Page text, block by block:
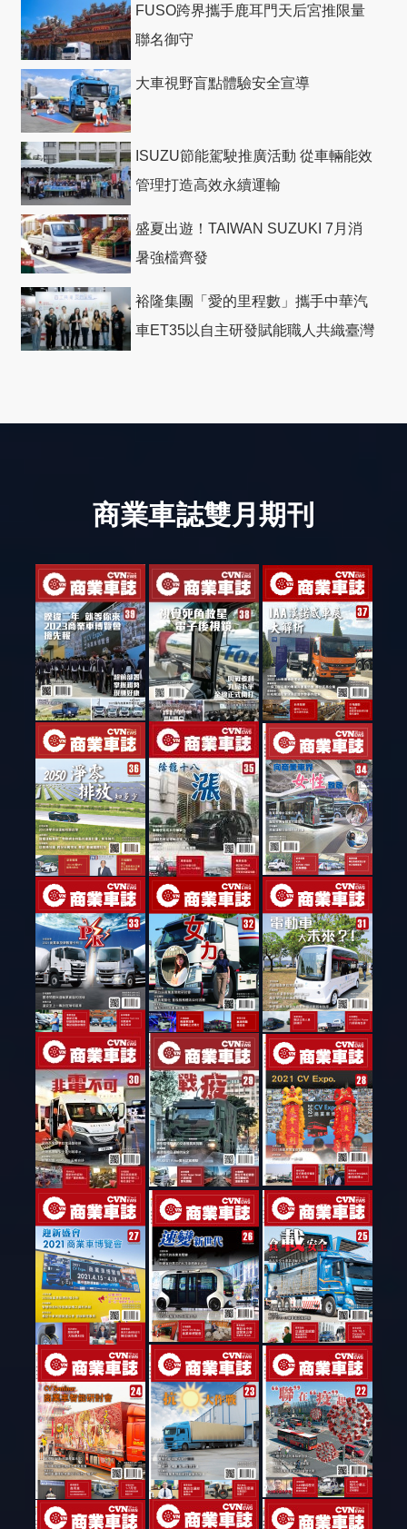
FUSO跨界攜手鹿耳門天后宮推限量
聯名御守
大車視野盲點體驗安全宣導
ISUZU節能駕駛推廣活動 從車輛能效
管理打造高效永續運輸
盛夏出遊！TAIWAN SUZUKI 7月消
暑強檔齊發
裕隆集團「愛的里程數」攜手中華汽
車ET35以自主研發賦能職人共織臺灣
商業車誌雙月期刊